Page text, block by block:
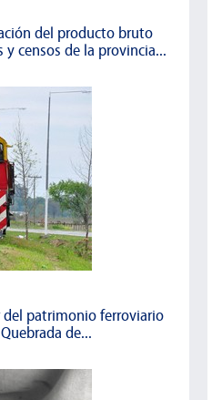
del producto bruto
censos de la provincia...
del patrimonio ferroviario
de...